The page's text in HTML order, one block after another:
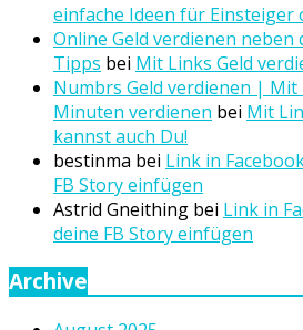
einfache Ideen für Einsteiger
Online Geld verdienen neben
Tipps bei Mit Links Geld
Numbrs Geld verdienen | Mit
Minuten verdienen bei Mit
kannst auch Du!
bestinma bei Link in
FB Story einfügen
Astrid Gneithing bei Link in
deine FB Story einfügen
Archive